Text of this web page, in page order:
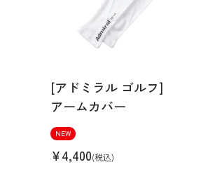
スペック
生産国
機能
裏起毛
[アドミラル ゴルフ]
アームカバー
NEW
¥4,400 税込